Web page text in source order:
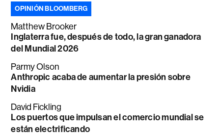
OPINIÓN BLOOMBERG
Matthew Brooker
Inglaterra fue, después de todo, la gran ganadora
del Mundial 2026
Parmy Olson
Anthropic acaba de aumentar la presión sobre
Nvidia
David Fickling
Los puertos que impulsan el comercio mundial se
están electrificando